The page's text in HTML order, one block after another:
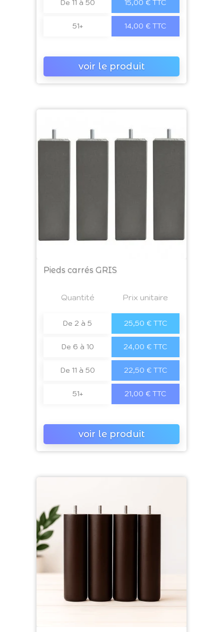
De 11 à 50 15,00 € TTC
51+ 14,00 € TTC
voir le produit
Pieds carrés GRIS
Quantité Prix unitaire
De 2 à 5 25,50 € TTC
De 6 à 10 24,00 € TTC
De 11 à 50 22,50 € TTC
51+ 21,00 € TTC
voir le produit